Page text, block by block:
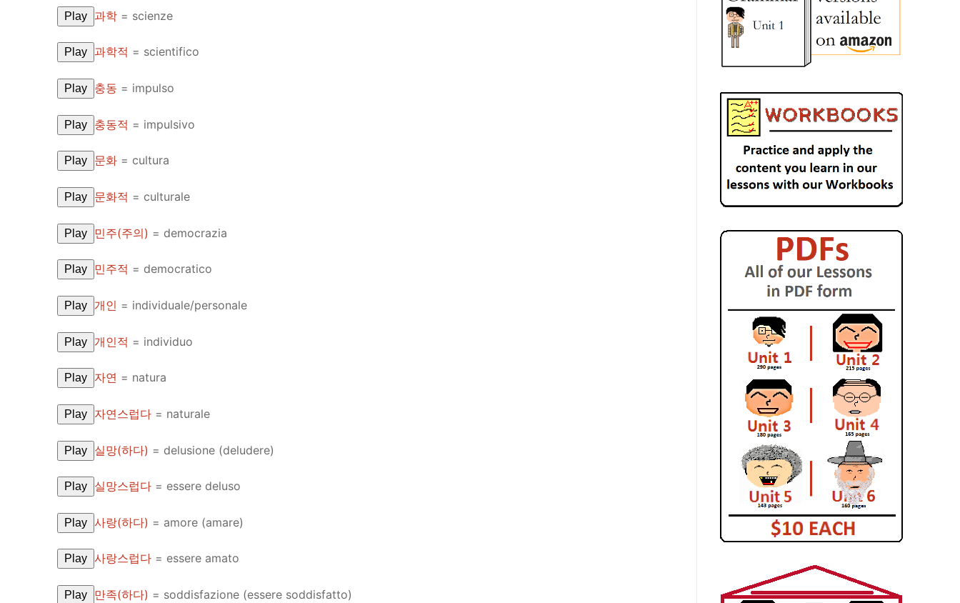
Play 과학 = scienze
Play 과학적 = scientifico
Play 충동 = impulso
Play 충동적 = impulsivo
Play 문화 = cultura
Play 문화적 = culturale
Play 민주(주의) = democrazia
Play 민주적 = democratico
Play 개인 = individuale/personale
Play 개인적 = individuo
Play 자연 = natura
Play 자연스럽다 = naturale
Play 실망(하다) = delusione (deludere)
Play 실망스럽다 = essere deluso
Play 사랑(하다) = amore (amare)
Play 사랑스럽다 = essere amato
Play 만족(하다) = soddisfazione (essere soddisfatto)